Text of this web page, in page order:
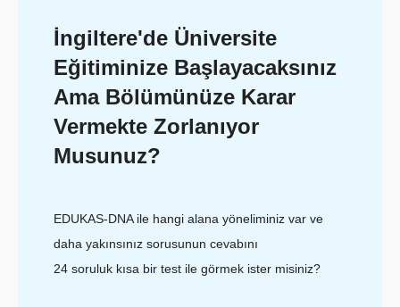
İngiltere'de Üniversite
Eğitiminize Başlayacaksınız
Ama Bölümünüze Karar
Vermekte Zorlanıyor
Musunuz?
EDUKAS-DNA ile hangi alana yöneliminiz var ve
daha yakınsınız sorusunun cevabını
24 soruluk kısa bir test ile görmek ister misiniz?